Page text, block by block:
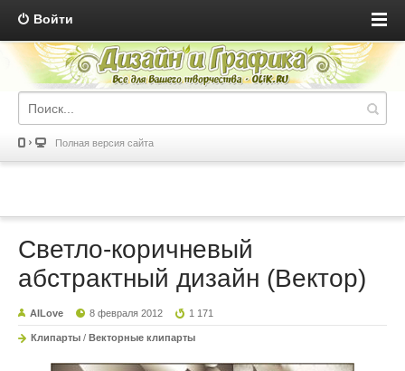
Войти
Полная версия сайта
Светло-коричневый
абстрактный дизайн (Вектор)
AILove 8 февраля 2012 1 171
Клипарты / Векторные клипарты